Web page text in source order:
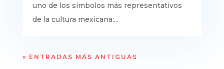
uno de los símbolos más representativos
de la cultura mexicana:...
« ENTRADAS MÁS ANTIGUAS